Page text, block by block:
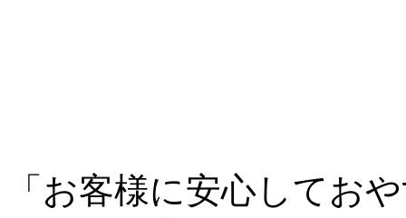
「お客様に安心してお